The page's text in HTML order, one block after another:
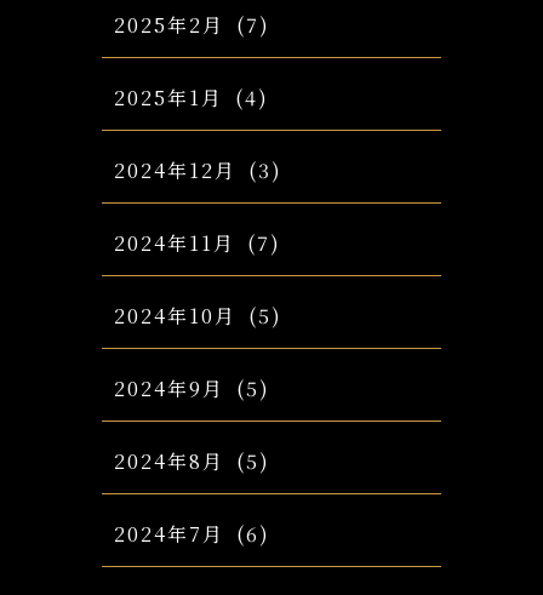
2025年2月 (7)
2025年1月 (4)
2024年12月 (3)
2024年11月 (7)
2024年10月 (5)
2024年9月 (5)
2024年8月 (5)
2024年7月 (6)